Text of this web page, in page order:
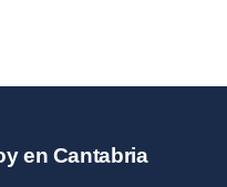
en Cantabria